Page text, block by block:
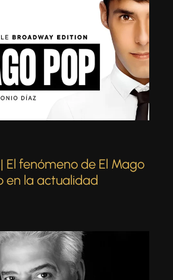
El fenómeno de El Mago
en la actualidad